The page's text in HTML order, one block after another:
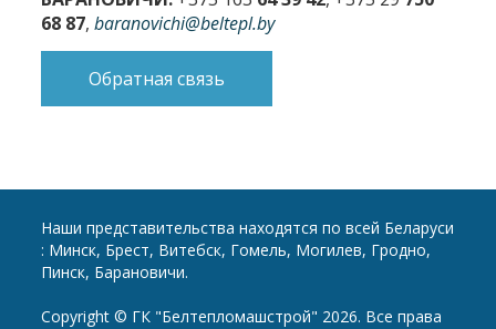
68 87,baranovichi@beltepl.by
Обратная связь
Наши представительства находятся по всей Беларуси
: Минск, Брест, Витебск, Гомель, Могилев, Гродно,
Пинск, Барановичи.
Copyright © ГК "Белтепломашстрой" 2026. Все права